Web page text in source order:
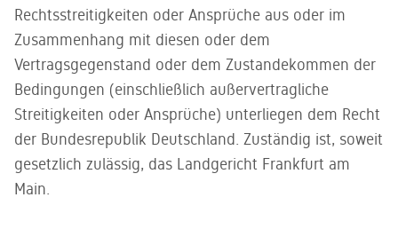
Rechtsstreitigkeiten oder Ansprüche aus oder im
Zusammenhang mit diesen oder dem
Vertragsgegenstand oder dem Zustandekommen der
Bedingungen (einschließlich außervertragliche
Streitigkeiten oder Ansprüche) unterliegen dem Recht
der Bundesrepublik Deutschland. Zuständig ist, soweit
gesetzlich zulässig, das Landgericht Frankfurt am
Main.